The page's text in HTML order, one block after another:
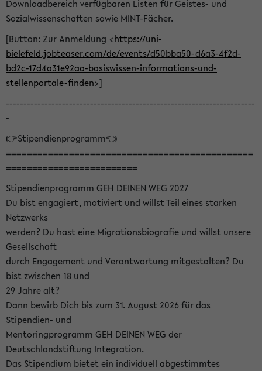
Downloadbereich verfügbaren Listen für Geistes- und
Sozialwissenschaften sowie MINT-Fächer.
[Button: Zur Anmeldung <https://uni-
bielefeld.jobteaser.com/de/events/d50bba50-d6a3-4f2d-
bd2c-17d4a31e92aa-basiswissen-informations-und-
stellenportale-finden>]
-----------------------------------------------------------------------
-
👉Stipendienprogramm👈
===============================================
=========================
Stipendienprogramm GEH DEINEN WEG 2027
Du bist engagiert, motiviert und willst Teil eines starken
Netzwerks
werden? Du hast eine Migrationsbiografie und willst unsere
Gesellschaft
durch Engagement und Verantwortung mitgestalten? Du
bist zwischen 18 und
29 Jahre alt?
Dann bewirb Dich bis zum 31. August 2026 für das
Stipendien- und
Mentoringprogramm GEH DEINEN WEG der
Deutschlandstiftung Integration.
Das Stipendium bietet ein individuell abgestimmtes